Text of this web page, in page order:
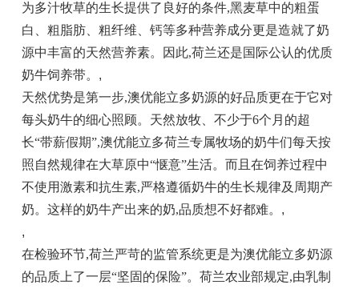
为多汁牧草的生长提供了良好的条件,黑麦草中的粗蛋
白、粗脂肪、粗纤维、钙等多种营养成分更是造就了奶
源中丰富的天然营养素。因此,荷兰还是国际公认的优质
奶牛饲养带。 ,
天然优势是第一步,澳优能立多奶源的好品质更在于它对
每头奶牛的细心照顾。天然放牧、不少于6个月的超
长“带薪假期”,澳优能立多荷兰专属牧场的奶牛们每天按
照自然规律在大草原中“惬意”生活。而且在饲养过程中
不使用激素和抗生素,严格遵循奶牛的生长规律及周期产
奶。这样的奶牛产出来的奶,品质想不好都难。 ,
,
在检验环节,荷兰严苛的监管系统更是为澳优能立多奶源
的品质上了一层“坚固的保险”。荷兰农业部规定,由乳制